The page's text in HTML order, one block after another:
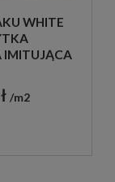
WHITE
IMITUJĄCA
m2